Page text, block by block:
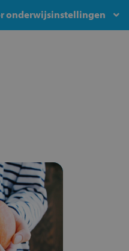
onderwijsinstellingen